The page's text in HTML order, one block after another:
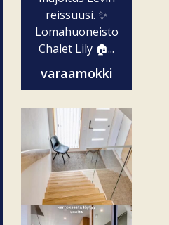
reissuusi. ✨
Lomahuoneisto
Chalet Lily 🏠...
varaamokki